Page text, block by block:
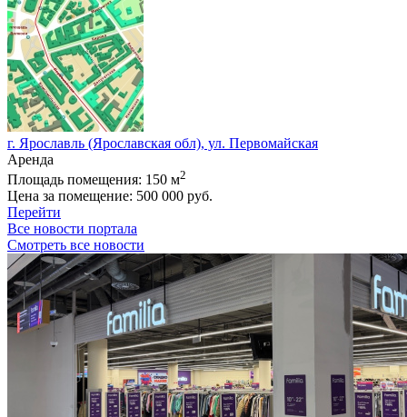
г. Ярославль (Ярославская обл), ул. Первомайская
Аренда
Площадь помещения: 150 м2
Цена за помещение: 500 000 руб.
Перейти
Все новости портала
Смотреть все новости